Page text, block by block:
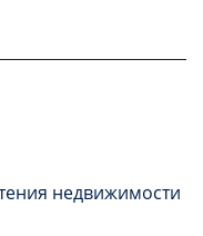
недвижимости